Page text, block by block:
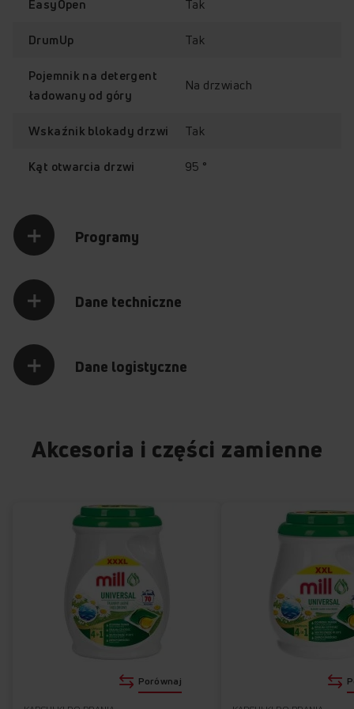
na detergent
Sprawdź, jak działa pralka
Przytrzymaj palec na punkcie z plusem, aby odkryć jego
zawartość.
EasyOpen
ChildLock
Pranie wstępne
Opóźnienie startu
HWA3T610CN
KLASA ENERGETYCZNA C
rachunki za prąd
EasyOpen Tak
DrumUp Tak
Pojemnik na detergent
ładowany od góry
Na drzwiach
Wskaźnik blokady drzwi Tak
Kąt otwarcia drzwi 95 °
Programy
Dane techniczne
Dane logistyczne
Akcesoria i części zamienne
Porównaj